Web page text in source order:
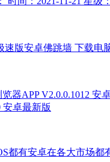
版安卓佛跳墙 下载
器APP V2.0.0.1012
安卓最新版
都有安卓在各大市场